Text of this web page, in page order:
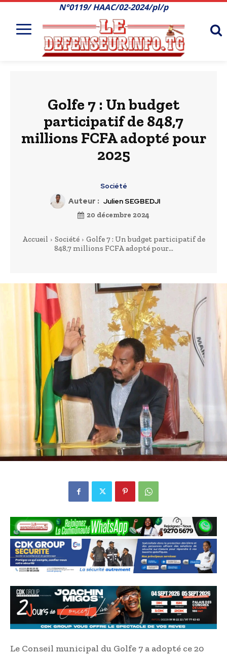
N°0119/ HAAC/02-2024/pl/p
Golfe 7 : Un budget
participatif de 848,7
millions FCFA adopté pour
2025
Société
Auteur : Julien SEGBEDJI
20 décembre 2024
Accueil Société
Golfe 7 : Un budget participatif de
848,7 millions FCFA adopté pour...
Le Conseil municipal du Golfe 7 a adopté ce 20